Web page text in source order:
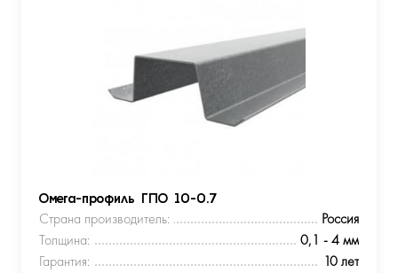
Омега-профиль ГПО 10-0.7
Страна производитель:
Россия
Толщина:
0,1 - 4 мм
Гарантия:
10 лет